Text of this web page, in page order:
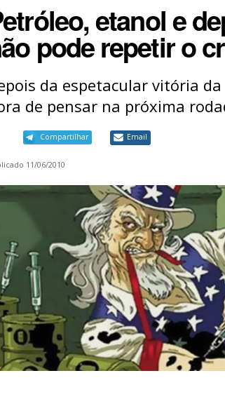
etanol e
pode repetir o
da espetacular vitória
de pensar na próxima
Compartilhar Email
11/06/2010